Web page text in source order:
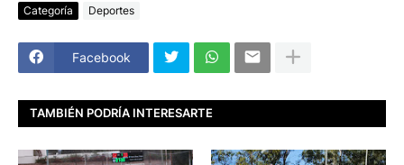
Categoría Deportes
Facebook
TAMBIÉN PODRÍA INTERESARTE